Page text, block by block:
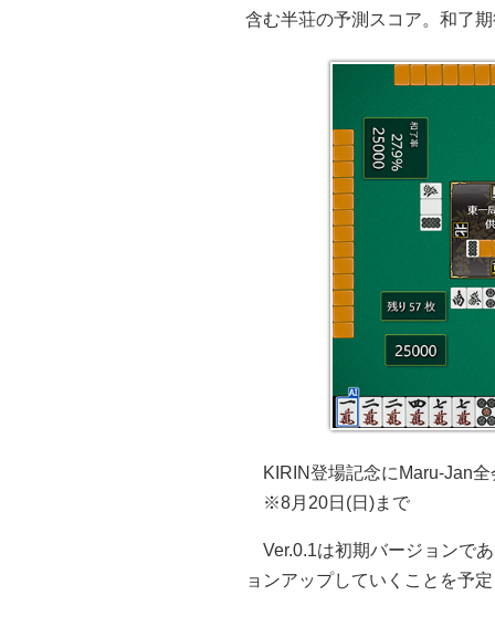
含む半荘の予測スコア。和了
KIRIN登場記念にMaru-Jan
※8月20日(日)まで
Ver.0.1は初期バージョンで
ョンアップしていくことを予